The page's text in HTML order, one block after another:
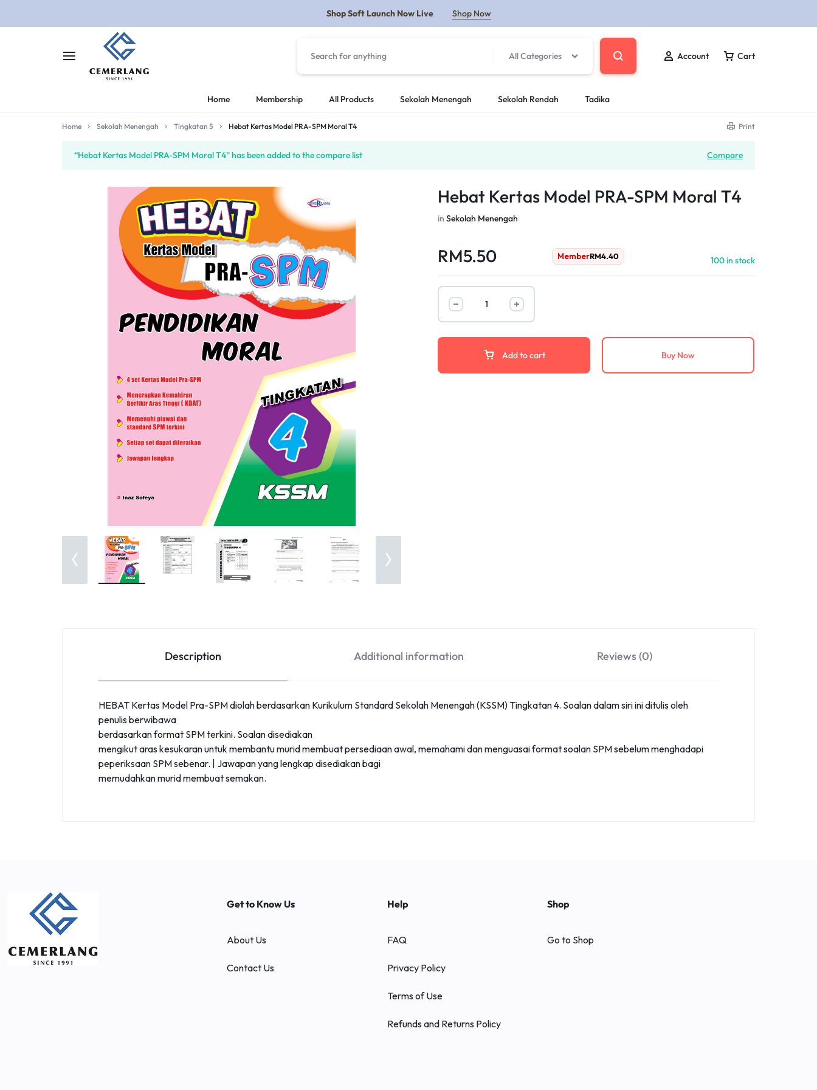
Shop Soft Launch Now Live Shop Now
CEMERLANG.COM.MY
DI
RUMAH,
LEBIH
MUDAH
All Categories Account Cart
Home Membership All Products Sekolah Menengah Sekolah Rendah Tadika
Home Sekolah Menengah Tingkatan 5 Hebat Kertas Model PRA-SPM Moral T4 Print
Compare
“Hebat Kertas Model PRA-SPM Moral T4” has been added to the compare list
Hebat Kertas Model PRA-SPM Moral T4
inSekolah Menengah
RM5.50 MemberRM4.40 100 in stock
Add to cart Buy Now
Description Additional information Reviews (0)
HEBAT Kertas Model Pra-SPM diolah berdasarkan Kurikulum Standard Sekolah Menengah (KSSM) Tingkatan 4. Soalan dalam siri ini ditulis oleh
penulis berwibawa
berdasarkan format SPM terkini. Soalan disediakan
mengikut aras kesukaran untuk membantu murid membuat persediaan awal, memahami dan menguasai format soalan SPM sebelum menghadapi
peperiksaan SPM sebenar. | Jawapan yang lengkap disediakan bagi
memudahkan murid membuat semakan.
Get to Know Us
About Us
Contact Us
Help
FAQ
Privacy Policy
Terms of Use
Refunds and Returns Policy
Shop
Go to Shop